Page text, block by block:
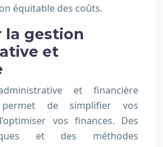
équitable des coûts.
la gestion
et
et financière
de simplifier vos
vos finances. Des
et des méthodes